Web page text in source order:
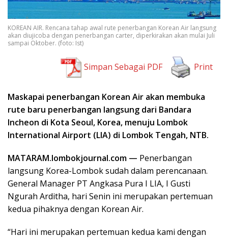
KOREAN AIR. Rencana tahap awal rute penerbangan Korean Air langsung
akan diujicoba dengan penerbangan carter, diperkirakan akan mulai Juli
sampai Oktober. (foto: Ist)
Simpan Sebagai PDF Print
Maskapai penerbangan Korean Air akan membuka
rute baru penerbangan langsung dari Bandara
Incheon di Kota Seoul, Korea, menuju Lombok
International Airport (LIA) di Lombok Tengah, NTB.
MATARAM.lombokjournal.com — Penerbangan
langsung Korea-Lombok sudah dalam perencanaan.
General Manager PT Angkasa Pura I LIA, I Gusti
Ngurah Arditha, hari Senin ini merupakan pertemuan
kedua pihaknya dengan Korean Air.
“Hari ini merupakan pertemuan kedua kami dengan